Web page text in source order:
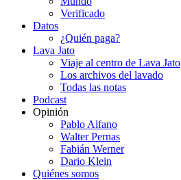
Verificado
Datos
¿Quién paga?
Lava Jato
Viaje al centro de Lava Jato
Los archivos del lavado
Todas las notas
Podcast
Opinión
Pablo Alfano
Walter Pernas
Fabián Werner
Dario Klein
Quiénes somos